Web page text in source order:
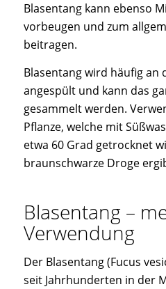
Blasentang kann ebenso
vorbeugen und zum
beitragen.
Blasentang wird häufig an
angespült und kann das
gesammelt werden.
Pflanze, welche mit
etwa 60 Grad getrocknet
braunschwarze Droge
Blasentang –
Verwendung
Der Blasentang (Fucus
seit Jahrhunderten in der